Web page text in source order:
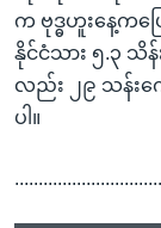
က ဗုဒ္ဓဟူးနေ့ကပြ
နိုင်ငံသား ၅.၃
လည်း ၂၉ သန်းကျ
ပါ။